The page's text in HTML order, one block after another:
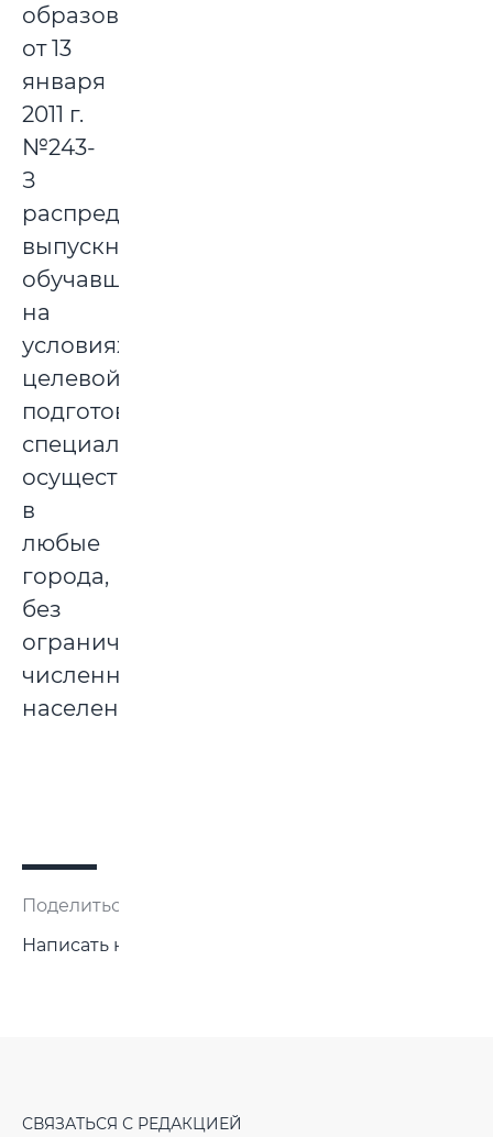
образовании
от 13
января
2011 г.
№243-
З
распределение
выпускников,
обучавшихся
на
условиях
целевой
подготовки
специалистов,
осуществляется
в
любые
города,
без
ограничения
численностью
населения.
Поделиться:
Написать нам
СВЯЗАТЬСЯ С РЕДАКЦИЕЙ